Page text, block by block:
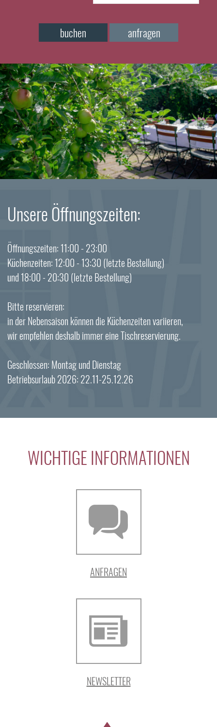
buchen anfragen
Unsere Öffnungszeiten:
Öffnungszeiten: 11:00 - 23:00
Küchenzeiten: 12:00 - 13:30 (letzte Bestellung)
und 18:00 - 20:30 (letzte Bestellung)
Bitte reservieren:
in der Nebensaison können die Küchenzeiten variieren,
wir empfehlen deshalb immer eine Tischreservierung.
Geschlossen: Montag und Dienstag
Betriebsurlaub 2026: 22.11-25.12.26
WICHTIGE INFORMATIONEN
ANFRAGEN
NEWSLETTER